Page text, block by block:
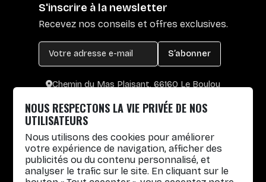
S'inscrire à la newsletter
Recevez nos conseils et offres exclusives.
S’abonner
Chemin du Mas Plaisant, 66160 Le Boulou
Lun. au Vend. : 8h30-12h30 / 14h-17h
Gobelets réutilisables
Infos pratiques
NOUS RESPECTONS LA VIE PRIVÉE DE NOS
UTILISATEURS
Nous utilisons des cookies pour améliorer
votre expérience de navigation, afficher des
publicités ou du contenu personnalisé, et
analyser le trafic sur le site. En cliquant sur le